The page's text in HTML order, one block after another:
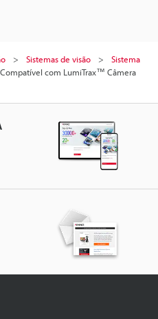
Sistemas de visão
Sistema
Compatível com LumiTrax™ Câmera